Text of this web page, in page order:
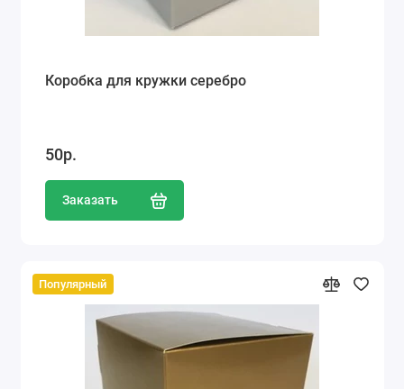
Коробка для кружки серебро
50р.
Заказать
Популярный